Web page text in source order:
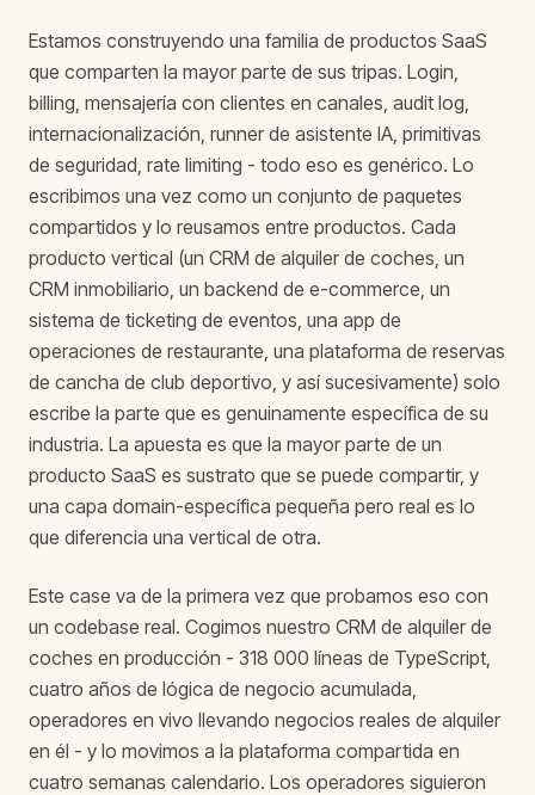
Estamos construyendo una familia de productos SaaS
que comparten la mayor parte de sus tripas. Login,
billing, mensajería con clientes en canales, audit log,
internacionalización, runner de asistente IA, primitivas
de seguridad, rate limiting - todo eso es genérico. Lo
escribimos una vez como un conjunto de paquetes
compartidos y lo reusamos entre productos. Cada
producto vertical (un CRM de alquiler de coches, un
CRM inmobiliario, un backend de e-commerce, un
sistema de ticketing de eventos, una app de
operaciones de restaurante, una plataforma de reservas
de cancha de club deportivo, y así sucesivamente) solo
escribe la parte que es genuinamente específica de su
industria. La apuesta es que la mayor parte de un
producto SaaS es sustrato que se puede compartir, y
una capa domain-específica pequeña pero real es lo
que diferencia una vertical de otra.
Este case va de la primera vez que probamos eso con
un codebase real. Cogimos nuestro CRM de alquiler de
coches en producción - 318 000 líneas de TypeScript,
cuatro años de lógica de negocio acumulada,
operadores en vivo llevando negocios reales de alquiler
en él - y lo movimos a la plataforma compartida en
cuatro semanas calendario. Los operadores siguieron